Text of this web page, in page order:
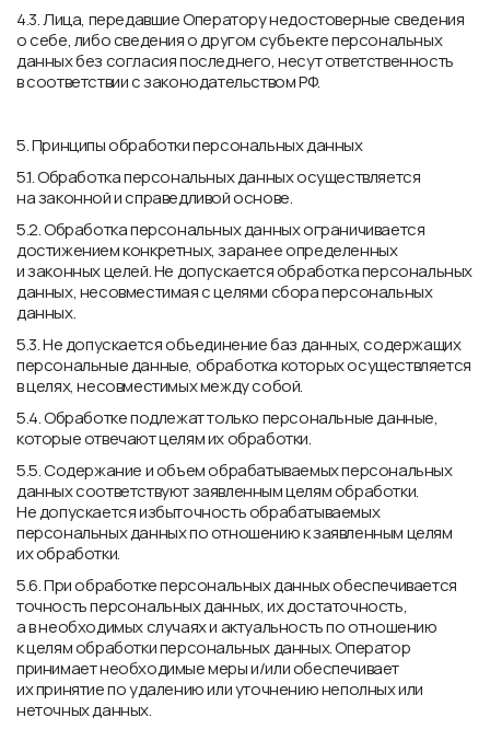
4.3. Лица, передавшие Оператору недостоверные сведения
о себе, либо сведения о другом субъекте персональных
данных без согласия последнего, несут ответственность
в соответствии с законодательством РФ.
5. Принципы обработки персональных данных
5.1. Обработка персональных данных осуществляется
на законной и справедливой основе.
5.2. Обработка персональных данных ограничивается
достижением конкретных, заранее определенных
и законных целей. Не допускается обработка персональных
данных, несовместимая с целями сбора персональных
данных.
5.3. Не допускается объединение баз данных, содержащих
персональные данные, обработка которых осуществляется
в целях, несовместимых между собой.
5.4. Обработке подлежат только персональные данные,
которые отвечают целям их обработки.
5.5. Содержание и объем обрабатываемых персональных
данных соответствуют заявленным целям обработки.
Не допускается избыточность обрабатываемых
персональных данных по отношению к заявленным целям
их обработки.
5.6. При обработке персональных данных обеспечивается
точность персональных данных, их достаточность,
а в необходимых случаях и актуальность по отношению
к целям обработки персональных данных. Оператор
принимает необходимые меры и/или обеспечивает
их принятие по удалению или уточнению неполных или
неточных данных.